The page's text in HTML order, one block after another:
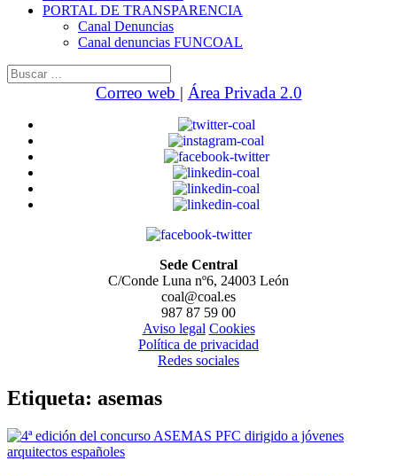
PORTAL DE TRANSPARENCIA
Canal Denuncias
Canal denuncias FUNCOAL
Buscar:
Correo web | Área Privada 2.0
Sede Central
C/Conde Luna nº6, 24003 León
coal@coal.es
987 87 59 00
Aviso legal Cookies
Política de privacidad
Redes sociales
Etiqueta: asemas